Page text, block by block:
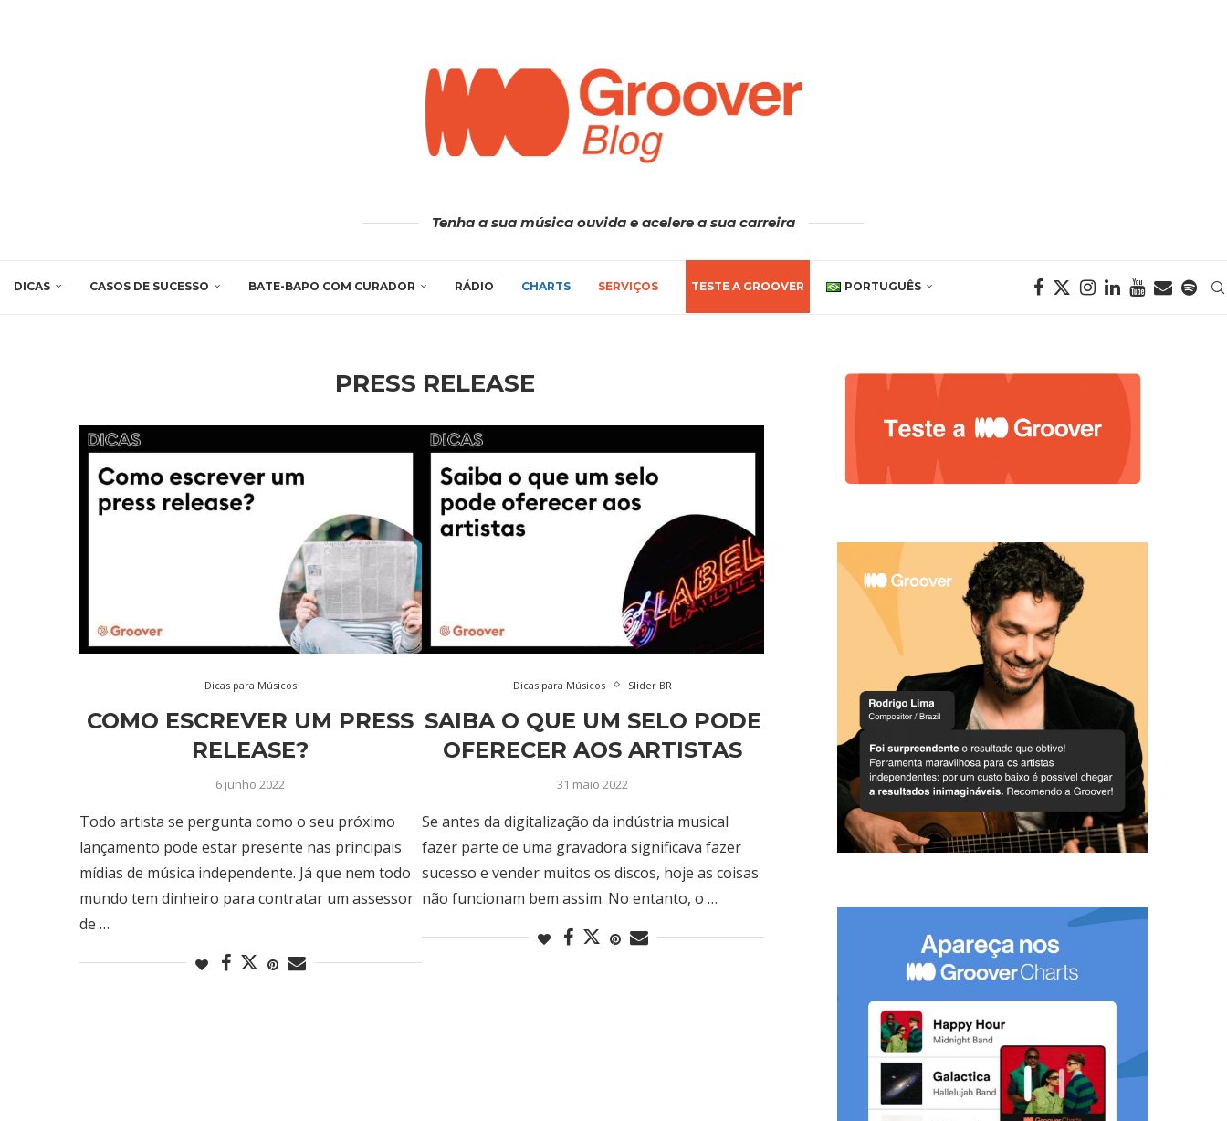
Tenha a sua música ouvida e acelere a sua carreira
DICAS CASOS DE SUCESSO BATE-BAPO COM CURADOR RÁDIO CHARTS SERVIÇOS TESTE A GROOVER PORTUGUÊS
PRESS RELEASE
Dicas para Músicos
COMO ESCREVER UM PRESS
RELEASE?
6 junho 2022
Todo artista se pergunta como o seu próximo
lançamento pode estar presente nas principais
mídias de música independente. Já que nem todo
mundo tem dinheiro para contratar um assessor
de …
Dicas para Músicos Slider BR
SAIBA O QUE UM SELO PODE
OFERECER AOS ARTISTAS
31 maio 2022
Se antes da digitalização da indústria musical
fazer parte de uma gravadora significava fazer
sucesso e vender muitos os discos, hoje as coisas
não funcionam bem assim. No entanto, o …